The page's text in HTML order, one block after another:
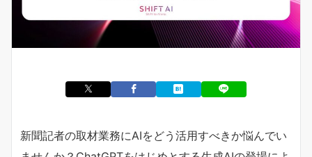
新聞記者の取材業務にAIをどう活用すべきか悩んでい